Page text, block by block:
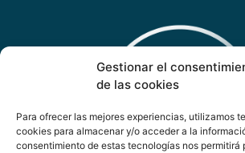
Gestionar el
de las cookies
Para ofrecer las mejores experiencias, utilizamos
cookies para almacenar y/o acceder a la
consentimiento de estas tecnologías nos permitirá